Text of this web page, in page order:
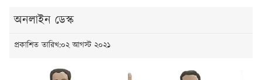
অনলাইন ডেস্ক
প্রকাশিত তারিখ:০২ আগস্ট ২০২১